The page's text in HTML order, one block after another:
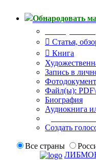
Обнародовать
Статья,
Книга
Запись в
Файл(ы):
Биография
Аудиокнига
Создать
Все страны